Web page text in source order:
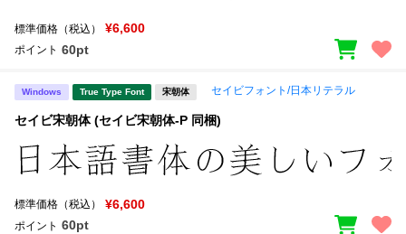
標準価格（税込） ¥6,600
ポイント 60pt
Windows True Type Font 宋朝体 セイビフォント/日本リテラル
セイビ宋朝体 (セイビ宋朝体-P 同梱)
標準価格（税込） ¥6,600
ポイント 60pt